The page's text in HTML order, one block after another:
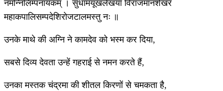
नमन्निलिम्पनायकम् । सुधामयूखलेखया विराजमानशेखरं
महाकपालिसम्पदेशिरोजटालमस्तु नः ॥
उनके माथे की अग्नि ने कामदेव को भस्म कर दिया,
सबसे दिव्य देवता उन्हें गहराई से नमन करते हैं,
उनका मस्तक चंद्रमा की शीतल किरणों से चमकता है,